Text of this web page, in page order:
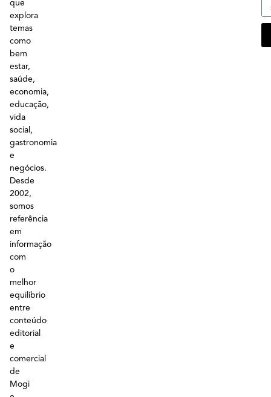
que
explora
temas
como
bem
estar,
saúde,
economia,
educação,
vida
social,
gastronomia
e
negócios.
Desde
2002,
somos
referência
em
informação
com
o
melhor
equilíbrio
entre
conteúdo
editorial
e
comercial
de
Mogi